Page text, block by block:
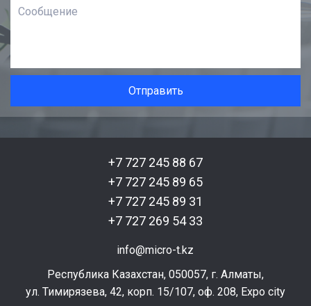
+7 727 245 88 67
+7 727 245 89 65
+7 727 245 89 31
+7 727 269 54 33
info@micro-t.kz
Республика Казахстан, 050057, г. Алматы,
ул. Тимирязева, 42, корп. 15/107, оф. 208, Expo city